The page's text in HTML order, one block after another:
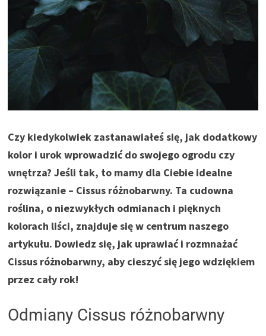
Czy kiedykolwiek zastanawiałeś się, jak dodatkowy
kolor i urok wprowadzić do swojego ogrodu czy
wnętrza? Jeśli tak, to mamy dla Ciebie idealne
rozwiązanie – Cissus różnobarwny. Ta cudowna
roślina, o niezwykłych odmianach i pięknych
kolorach liści, znajduje się w centrum naszego
artykułu. Dowiedz się, jak uprawiać i rozmnażać
Cissus różnobarwny, aby cieszyć się jego wdziękiem
przez cały rok!
Odmiany Cissus różnobarwny